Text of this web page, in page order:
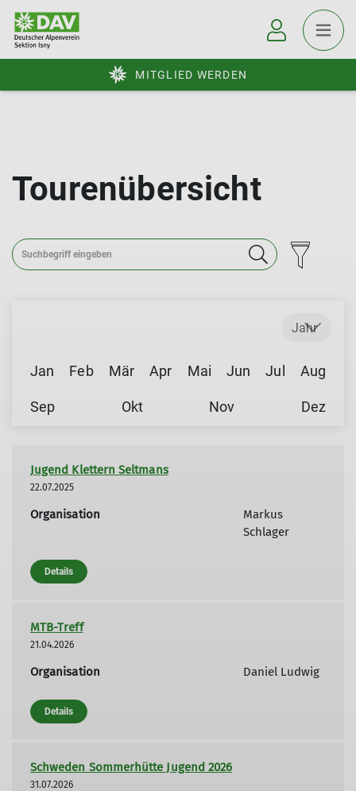
MITGLIED WERDEN
Tourenübersicht
Jahr
Jan Feb Mär Apr Mai Jun Jul Aug
Sep Okt Nov Dez
Jugend Klettern Seltmans
22.07.2025
Organisation
Markus
Schlager
Details
MTB-Treff
21.04.2026
Organisation Daniel Ludwig
Details
Schweden Sommerhütte Jugend 2026
31.07.2026